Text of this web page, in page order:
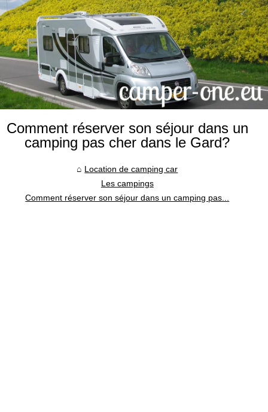
Comment réserver son séjour dans un
camping pas cher dans le Gard?
Location de camping car
Les campings
Comment réserver son séjour dans un camping pas...